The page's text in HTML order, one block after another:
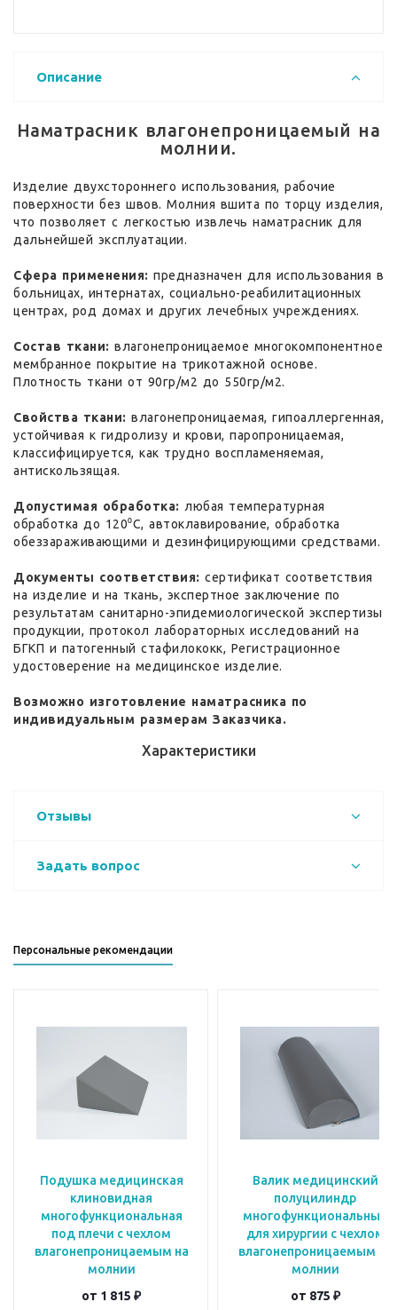
Описание
Наматрасник влагонепроницаемый на
молнии.
Изделие двухстороннего использования, рабочие
поверхности без швов. Молния вшита по торцу изделия,
что позволяет с легкостью извлечь наматрасник для
дальнейшей эксплуатации.
Сфера применения: предназначен для использования в
больницах, интернатах, социально-реабилитационных
центрах, род домах и других лечебных учреждениях.
Состав ткани: влагонепроницаемое многокомпонентное
мембранное покрытие на трикотажной основе.
Плотность ткани от 90гр/м2 до 550гр/м2.
Свойства ткани: влагонепроницаемая, гипоаллергенная,
устойчивая к гидролизу и крови, паропроницаемая,
классифицируется, как трудно воспламеняемая,
антискользящая.
Допустимая обработка: любая температурная
обработка до 120⁰С, автоклавирование, обработка
обеззараживающими и дезинфицирующими средствами.
Документы соответствия: сертификат соответствия
на изделие и на ткань, экспертное заключение по
результатам санитарно-эпидемиологической экспертизы
продукции, протокол лабораторных исследований на
БГКП и патогенный стафилококк, Регистрационное
удостоверение на медицинское изделие.
Возможно изготовление наматрасника по
индивидуальным размерам Заказчика.
Характеристики
Отзывы
Задать вопрос
Персональные рекомендации
Подушка медицинская
клиновидная
многофункциональная
под плечи с чехлом
влагонепроницаемым на
молнии
от 1 815 ₽
Валик медицинский
полуцилиндр
многофункциональный
для хирургии с чехлом
влагонепроницаемым на
молнии
от 875 ₽